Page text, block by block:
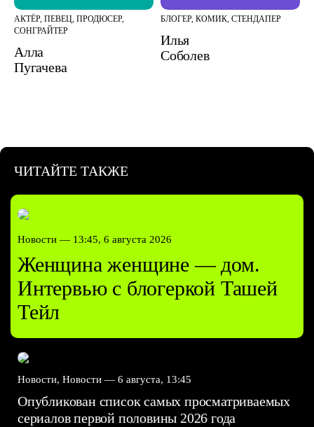
АКТЁР, ПЕВЕЦ, ПРОДЮСЕР,
СОНГРАЙТЕР
Алла
Пугачева
БЛОГЕР, КОМИК, СТЕНДАПЕР
Илья
Соболев
ЧИТАЙТЕ ТАКЖЕ
Новости — 13:45, 6 августа 2026
Женщина женщине — дом.
Интервью с блогеркой Ташей
Тейл
Новости, Новости — 6 августа, 13:45
Опубликован список самых просматриваемых
сериалов первой половины 2026 года